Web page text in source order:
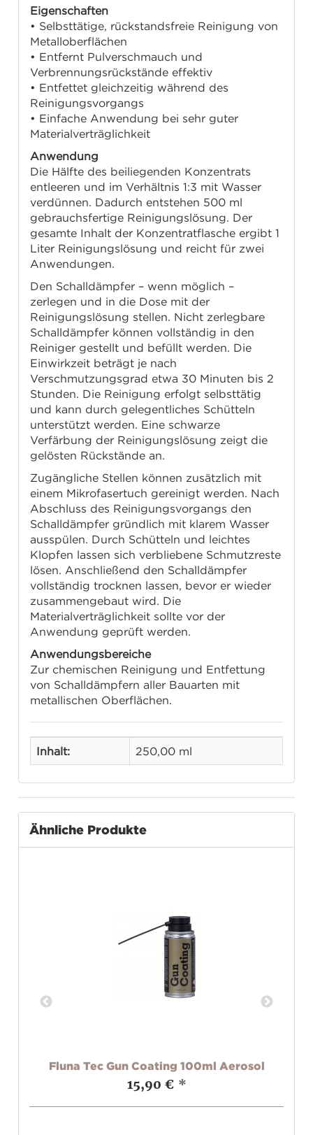
Eigenschaften
• Selbsttätige, rückstandsfreie Reinigung von
Metalloberflächen
• Entfernt Pulverschmauch und
Verbrennungsrückstände effektiv
• Entfettet gleichzeitig während des
Reinigungsvorgangs
• Einfache Anwendung bei sehr guter
Materialverträglichkeit
Anwendung
Die Hälfte des beiliegenden Konzentrats
entleeren und im Verhältnis 1:3 mit Wasser
verdünnen. Dadurch entstehen 500 ml
gebrauchsfertige Reinigungslösung. Der
gesamte Inhalt der Konzentratflasche ergibt 1
Liter Reinigungslösung und reicht für zwei
Anwendungen.
Den Schalldämpfer – wenn möglich –
zerlegen und in die Dose mit der
Reinigungslösung stellen. Nicht zerlegbare
Schalldämpfer können vollständig in den
Reiniger gestellt und befüllt werden. Die
Einwirkzeit beträgt je nach
Verschmutzungsgrad etwa 30 Minuten bis 2
Stunden. Die Reinigung erfolgt selbsttätig
und kann durch gelegentliches Schütteln
unterstützt werden. Eine schwarze
Verfärbung der Reinigungslösung zeigt die
gelösten Rückstände an.
Zugängliche Stellen können zusätzlich mit
einem Mikrofasertuch gereinigt werden. Nach
Abschluss des Reinigungsvorgangs den
Schalldämpfer gründlich mit klarem Wasser
ausspülen. Durch Schütteln und leichtes
Klopfen lassen sich verbliebene Schmutzreste
lösen. Anschließend den Schalldämpfer
vollständig trocknen lassen, bevor er wieder
zusammengebaut wird. Die
Materialverträglichkeit sollte vor der
Anwendung geprüft werden.
Anwendungsbereiche
Zur chemischen Reinigung und Entfettung
von Schalldämpfern aller Bauarten mit
metallischen Oberflächen.
Inhalt: 250,00 ml
Ähnliche Produkte
Fluna Tec Gun Coating 100ml Aerosol
15,90 € *